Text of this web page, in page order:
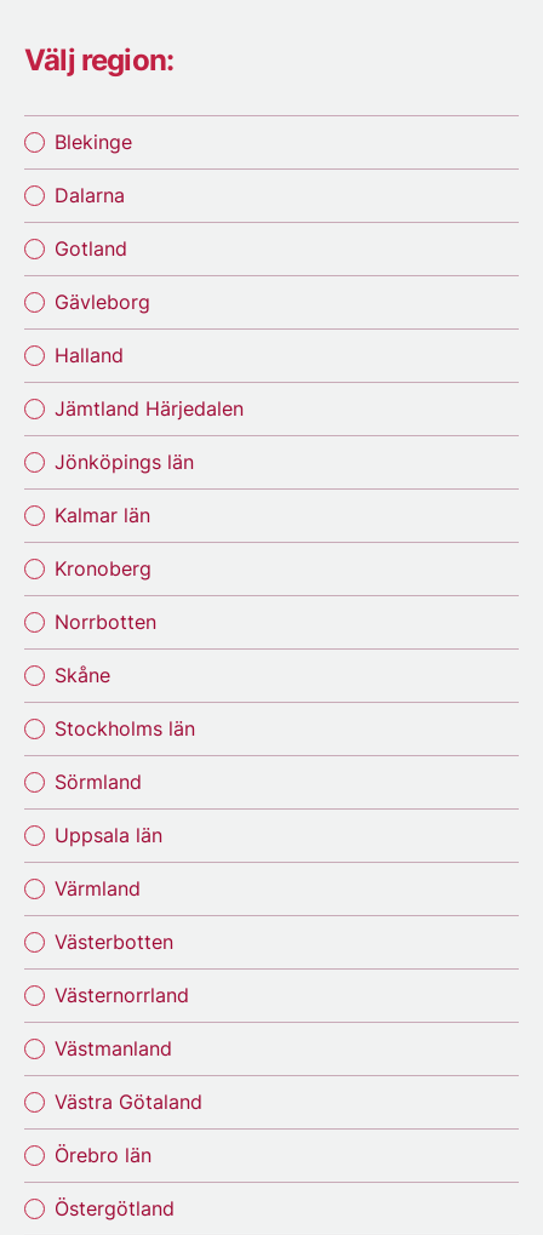
Välj region:
Blekinge
Dalarna
Gotland
Gävleborg
Halland
Jämtland Härjedalen
Jönköpings län
Kalmar län
Kronoberg
Norrbotten
Skåne
Stockholms län
Sörmland
Uppsala län
Värmland
Västerbotten
Västernorrland
Västmanland
Västra Götaland
Örebro län
Östergötland